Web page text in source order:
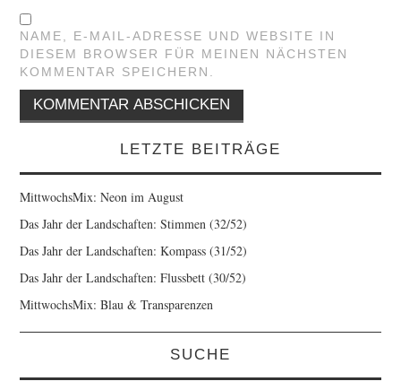
NAME, E-MAIL-ADRESSE UND WEBSITE IN
DIESEM BROWSER FÜR MEINEN NÄCHSTEN
KOMMENTAR SPEICHERN.
LETZTE BEITRÄGE
MittwochsMix: Neon im August
Das Jahr der Landschaften: Stimmen (32/52)
Das Jahr der Landschaften: Kompass (31/52)
Das Jahr der Landschaften: Flussbett (30/52)
MittwochsMix: Blau & Transparenzen
SUCHE